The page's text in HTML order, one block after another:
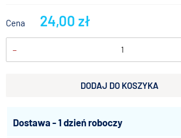
Cena 24,00 zł
-
DODAJ DO KOSZYKA
Dostawa - 1 dzień roboczy